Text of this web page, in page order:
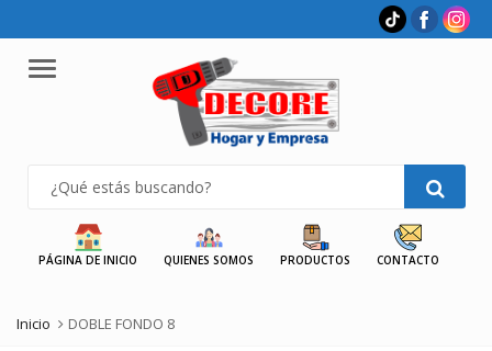
Menu
PÁGINA DE INICIO QUIENES SOMOS PRODUCTOS CONTACTO
Inicio DOBLE FONDO 8